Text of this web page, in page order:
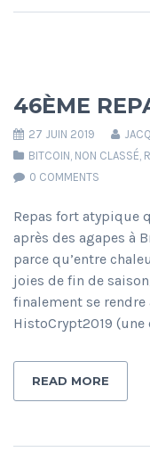
46ÈME
27 JUIN 2019
BITCOIN, NON CLASSÉ,
0 COMMENTS
Repas fort atypique
après des agapes à
parce qu’entre
joies de fin de
finalement se rendre
HistoCrypt2019
READ MORE